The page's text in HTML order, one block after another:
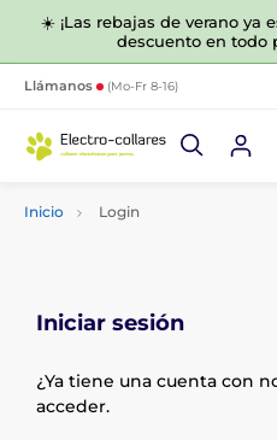
☀️ ¡Las rebajas de verano ya
descuento en todo
Llámanos (Mo-Fr 8-16)
Inicio Login
Iniciar sesión
¿Ya tiene una cuenta con
acceder.